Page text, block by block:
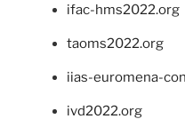
ifac-hms2022.org
taoms2022.org
iias-euromena-
ivd2022.org